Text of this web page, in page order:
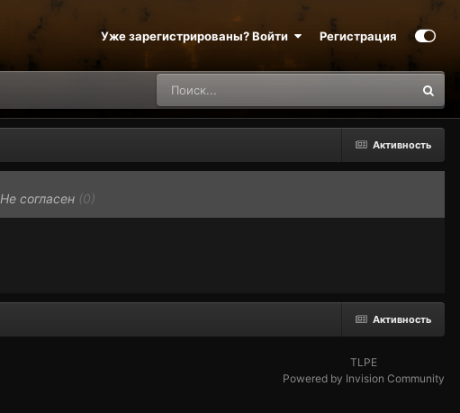
Уже зарегистрированы? Войти Регистрация
Активность
Не согласен (0)
Активность
TLPE
Powered by Invision Community